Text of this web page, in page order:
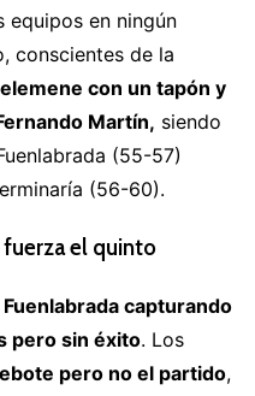
equipos en ningún
conscientes de la
con un tapón y
Martín, siendo
(55-57)
(56-60).
el quinto
Fuenlabrada capturando
pero sin éxito. Los
pero no el partido,